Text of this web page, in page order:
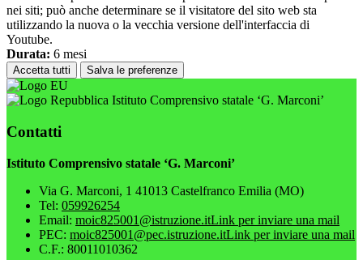
nei siti; può anche determinare se il visitatore del sito web sta
utilizzando la nuova o la vecchia versione dell'interfaccia di
Youtube.
Durata: 6 mesi
Accetta tutti Salva le preferenze
Istituto Comprensivo statale ‘G. Marconi’
Contatti
Istituto Comprensivo statale ‘G. Marconi’
Via G. Marconi, 1 41013 Castelfranco Emilia (MO)
Tel: 059926254
Email: moic825001@istruzione.itLink per inviare una mail
PEC: moic825001@pec.istruzione.itLink per inviare una mail
C.F.: 80011010362